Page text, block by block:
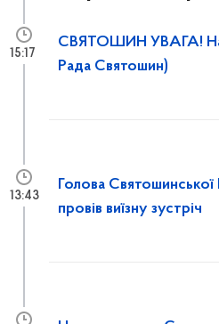
СВЯТОШИН УВАГА! На
Рада Святошин)
15:17
Голова
провів виїзну зустріч
13:43